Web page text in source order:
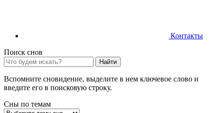
Контакты
Поиск снов
Найти
Вспомните сновидение, выделите в нем ключевое слово и
введите его в поисковую строку.
Сны по темам